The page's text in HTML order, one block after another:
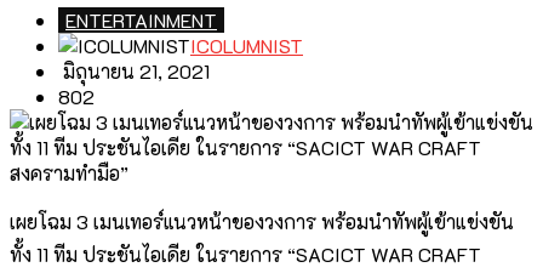
ENTERTAINMENT
ICOLUMNIST
มิถุนายน 21, 2021
802
เผยโฉม 3 เมนเทอร์แนวหน้าของวงการ พร้อมนำทัพผู้เข้าแข่งขัน
ทั้ง 11 ทีม ประชันไอเดีย ในรายการ “SACICT WAR CRAFT